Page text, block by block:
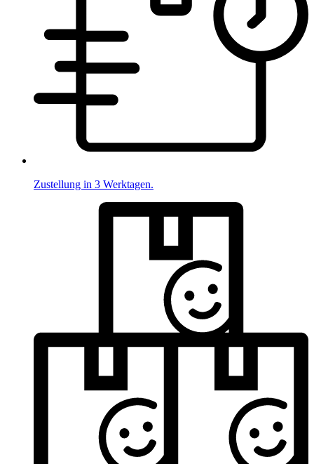
Zustellung in 3 Werktagen.